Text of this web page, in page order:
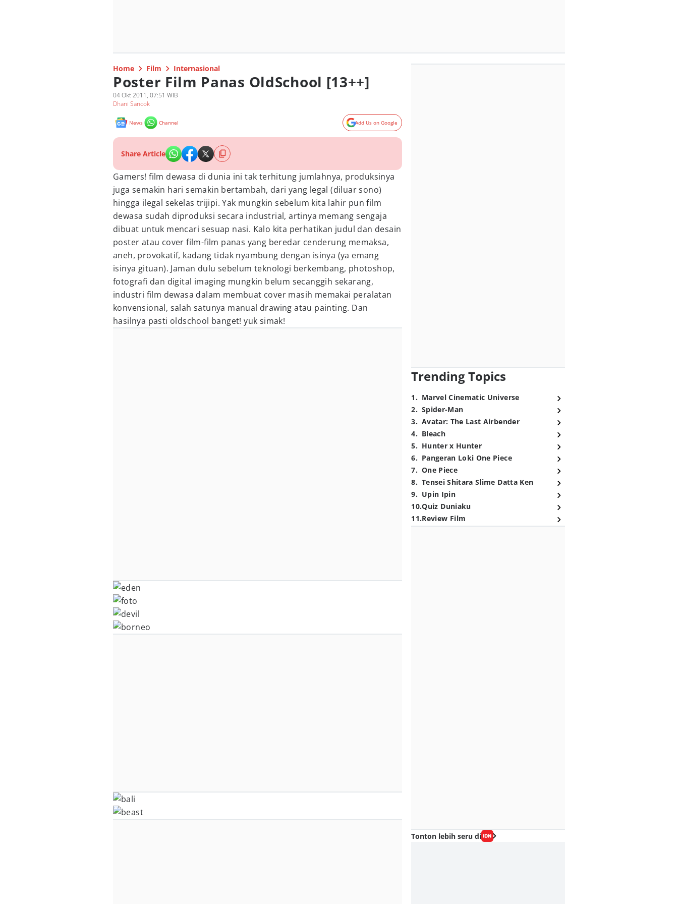
Home Film Internasional
Poster Film Panas OldSchool [13++]
04 Okt 2011, 07:51 WIB
Dhani Sancok
News Channel Add Us on Google
Share Article
Gamers! film dewasa di dunia ini tak terhitung jumlahnya, produksinya
juga semakin hari semakin bertambah, dari yang legal (diluar sono)
hingga ilegal sekelas trijipi. Yak mungkin sebelum kita lahir pun film
dewasa sudah diproduksi secara industrial, artinya memang sengaja
dibuat untuk mencari sesuap nasi. Kalo kita perhatikan judul dan desain
poster atau cover film-film panas yang beredar cenderung memaksa,
aneh, provokatif, kadang tidak nyambung dengan isinya (ya emang
isinya gituan). Jaman dulu sebelum teknologi berkembang, photoshop,
fotografi dan digital imaging mungkin belum secanggih sekarang,
industri film dewasa dalam membuat cover masih memakai peralatan
konvensional, salah satunya manual drawing atau painting. Dan
hasilnya pasti oldschool banget! yuk simak!
Trending Topics
1. Marvel Cinematic Universe
2. Spider-Man
3. Avatar: The Last Airbender
4. Bleach
5. Hunter x Hunter
6. Pangeran Loki One Piece
7. One Piece
8. Tensei Shitara Slime Datta Ken
9. Upin Ipin
10.Quiz Duniaku
11.Review Film
Tonton lebih seru di